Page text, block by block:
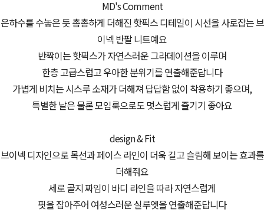
MD's Comment
은하수를 수놓은 듯 촘촘하게 더해진 핫픽스 디테일이 시선을 사로잡는 브
이넥 반팔 니트예요
반짝이는 핫픽스가 자연스러운 그라데이션을 이루며
한층 고급스럽고 우아한 분위기를 연출해준답니다
가볍게 비치는 시스루 소재가 더해져 답답함 없이 착용하기 좋으며,
특별한 날은 물론 모임룩으로도 멋스럽게 즐기기 좋아요
design & Fit
브이넥 디자인으로 목선과 페이스 라인이 더욱 길고 슬림해 보이는 효과를
더해줘요
세로 골지 짜임이 바디 라인을 따라 자연스럽게
핏을 잡아주어 여성스러운 실루엣을 연출해준답니다